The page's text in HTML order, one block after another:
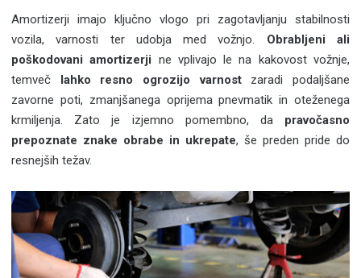
Amortizerji imajo ključno vlogo pri zagotavljanju stabilnosti
vozila, varnosti ter udobja med vožnjo. Obrabljeni ali
poškodovani amortizerji ne vplivajo le na kakovost vožnje,
temveč lahko resno ogrozijo varnostzaradi podaljšane
zavorne poti, zmanjšanega oprijema pnevmatik in oteženega
krmiljenja. Zato je izjemno pomembno, da pravočasno
prepoznate znake obrabe in ukrepate, še preden pride do
resnejših težav.